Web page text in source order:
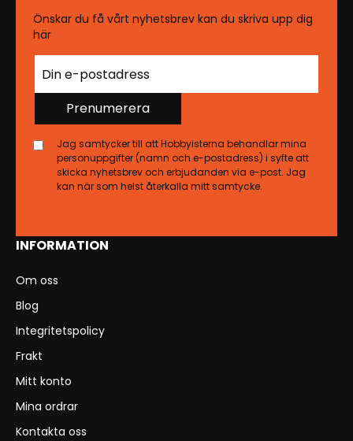
INFORMATION
Om oss
Blog
Integritetspolicy
Frakt
Mitt konto
Mina ordrar
Kontakta oss
Önskar du få vårt nyhetsbrev kan du skriva upp dig
här
Prenumerera
Jag samtycker till att Hobbyisterna behandlar mina
personuppgifter (namn och e-postadress) i syfte att
skicka nyhetsbrev och erbjudanden via e-post. Jag
kan när som helst återkalla mitt samtycke.